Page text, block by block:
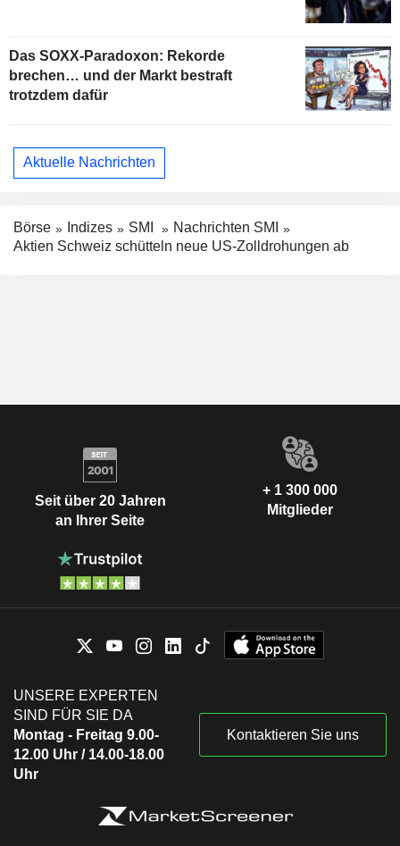
Das SOXX-Paradoxon: Rekorde
brechen… und der Markt bestraft
trotzdem dafür
Aktuelle Nachrichten
Börse Indizes SMI
Nachrichten SMI
Aktien Schweiz schütteln neue US-Zolldrohungen ab
Seit über 20 Jahren
an Ihrer Seite
+ 1 300 000
Mitglieder
UNSERE EXPERTEN
SIND FÜR SIE DA
Montag - Freitag 9.00-
12.00 Uhr / 14.00-18.00
Uhr
Kontaktieren Sie uns